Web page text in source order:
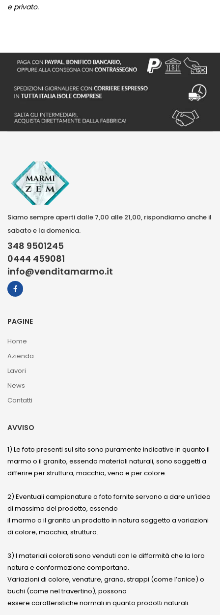
e privato.
Siamo sempre aperti dalle 7,00 alle 21,00, rispondiamo anche il
sabato e la domenica.
348 9501245
0444 459081
info@venditamarmo.it
PAGINE
Home
Azienda
Lavori
News
Contatti
AVVISO
1) Le foto presenti sul sito sono puramente indicative in quanto il
marmo o il granito, essendo materiali naturali, sono soggetti a
differire per struttura, macchia, vena e per colore.
2) Eventuali campionature o foto fornite servono a dare un’idea
di massima del prodotto, essendo
il marmo o il granito un prodotto in natura soggetto a variazioni
di colore, macchia, struttura.
3) I materiali colorati sono venduti con le difformità che la loro
natura e conformazione comportano.
Variazioni di colore, venature, grana, strappi (come l’onice) o
buchi (come nel travertino), possono
essere caratteristiche normali in quanto prodotti naturali.